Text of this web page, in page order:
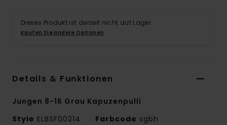
Dieses Produkt ist derzeit nicht auf Lager.
Kaufen Sie andere Optionen
Details & Funktionen
Jungen 8-16 Grau Kapuzenpulli
Style ELBSF00214 Farbcode sgbh